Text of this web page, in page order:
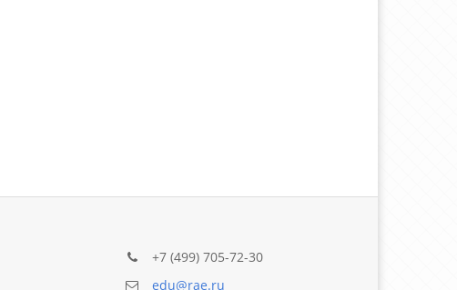
+7 (499) 705-72-30
edu@rae.ru